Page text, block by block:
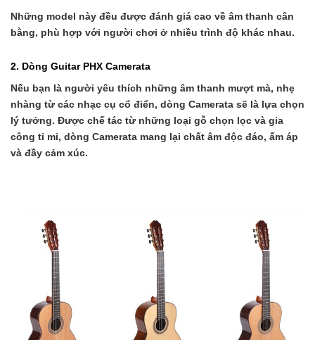
Những model này đều được đánh giá cao về âm thanh cân
bằng, phù hợp với người chơi ở nhiều trình độ khác nhau.
2. Dòng Guitar PHX Camerata
Nếu bạn là người yêu thích những âm thanh mượt mà, nhẹ
nhàng từ các nhạc cụ cổ điển, dòng Camerata sẽ là lựa chọn
lý tưởng. Được chế tác từ những loại gỗ chọn lọc và gia
công tỉ mỉ, dòng Camerata mang lại chất âm độc đáo, ấm áp
và đầy cảm xúc.